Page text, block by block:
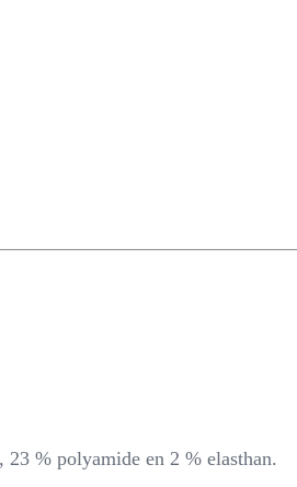
% polyamide en 2 % elasthan.